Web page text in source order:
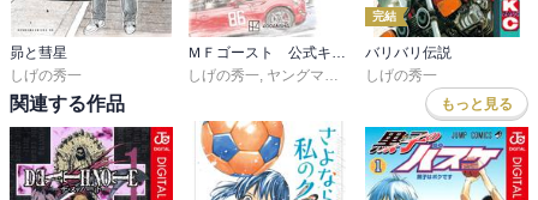
昴と彗星
しげの秀一
しげの秀一 ヤングマガジン編集部
完結
バリバリ伝説
しげの秀一
関連する作品 もっと見る